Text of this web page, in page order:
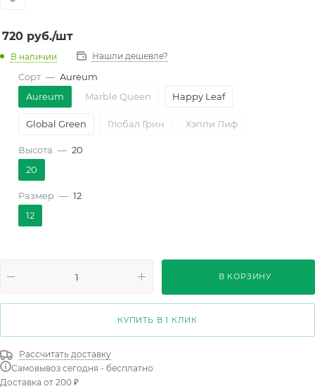
720 руб./шт
В наличии Нашли дешевле?
Сорт — Aureum
Aureum
Marble Queen Happy Leaf
Global Green Глобал Грин Хэппи Лиф
Высота — 20
20
Размер — 12
12
В КОРЗИНУ
КУПИТЬ В 1 КЛИК
Рассчитать доставку
Самовывоз сегодня - бесплатно
Доставка от 200 ₽